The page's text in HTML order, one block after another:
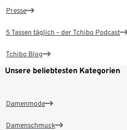
Presse
5 Tassen täglich – der Tchibo Podcast
Tchibo Blog
Unsere beliebtesten Kategorien
Damenmode
Damenschmuck